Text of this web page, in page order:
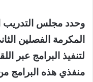
وحدد مجلس التدريب
المكرمة الفصلين
لتنفيذ البرامج عبر
منفذي هذه البرامج